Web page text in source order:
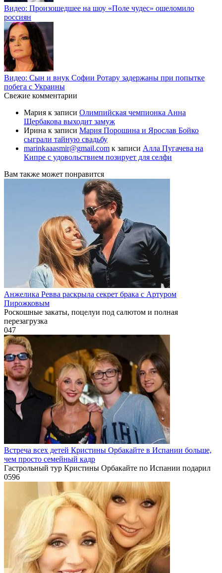
Видео: Произошедшее на шоу «Поле чудес» ошеломило
россиян
Видео: Сын и внук Софии Ротару задержаны при попытке
побега с Украины
Свежие комментарии
Мария к записи Олимпийская чемпионка Анна
Щербакова выходит замуж
Ирина к записи Мария Порошина и Ярослав Бойко
сыграли тайную свадьбу
marinkaaasmir@gmail.com к записи Алла Пугачева на
Кипре с удовольствием позирует для селфи
Вам также может понравится
Анжелика Ревва раскрыла секрет брака с Артуром
Пирожковым
Роскошные закаты, поцелуи под салютом и полная
перезагрузка
047
Встреча всех детей Кристины Орбакайте в Испании больше,
чем просто семейный кадр
Гастрольный тур Кристины Орбакайте по Испании подарил
0596